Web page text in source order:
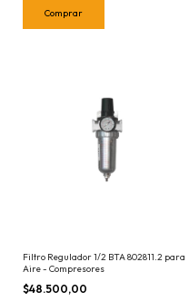
Filtro Regulador 1/2 BTA 802811.2 para
Aire - Compresores
$48.500,00